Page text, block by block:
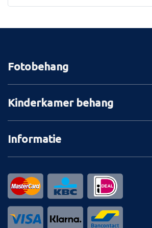
Fotobehang
Kinderkamer behang
Informatie